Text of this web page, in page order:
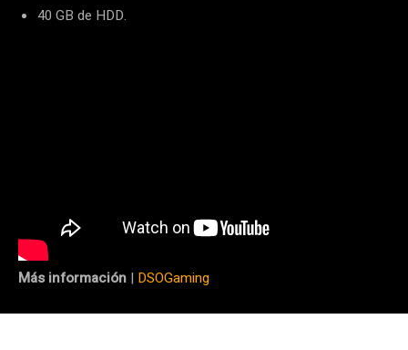
40 GB de HDD.
Más información | DSOGaming